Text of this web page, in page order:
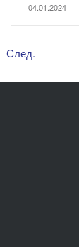
04.01.2024
След.